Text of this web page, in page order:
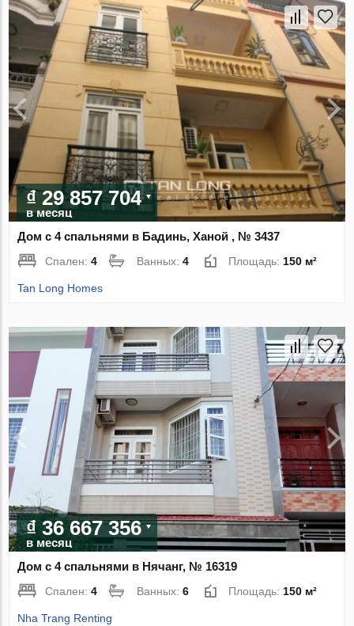
₫ 29 857 704
в месяц
Дом с 4 спальнями в Бадинь, Ханой , № 3437
Спален:4 Ванных:4 Площадь:150 м²
Tan Long Homes
₫ 36 667 356
в месяц
Дом с 4 спальнями в Нячанг, № 16319
Спален:4 Ванных:6 Площадь: 150 м²
Nha Trang Renting